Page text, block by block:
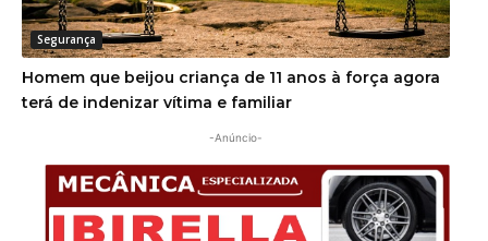
Segurança
Homem que beijou criança de 11 anos à força agora
terá de indenizar vítima e familiar
-Anúncio-